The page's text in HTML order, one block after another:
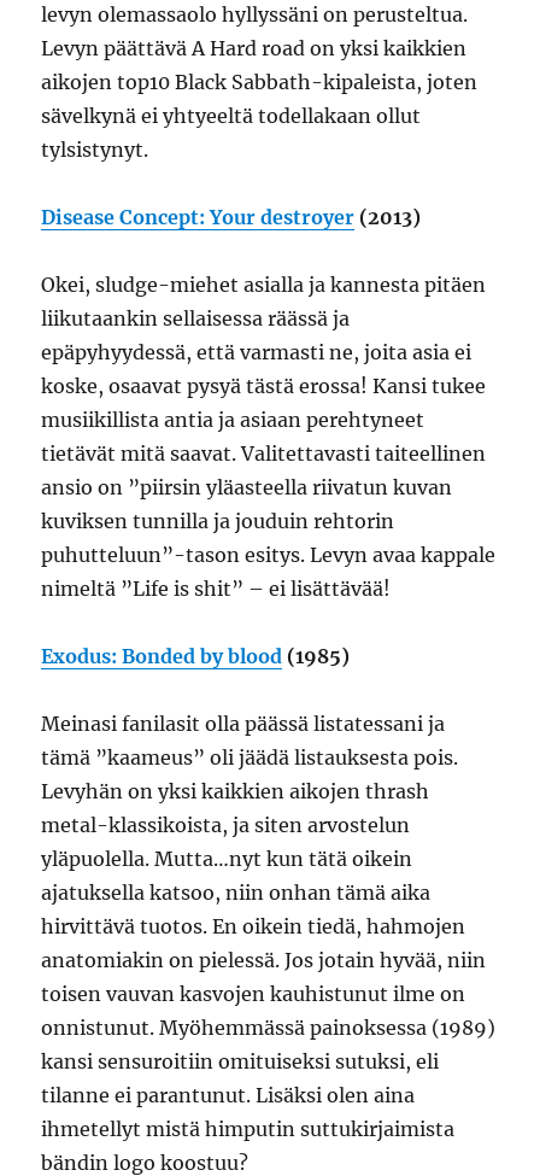
levyn olemassaolo hyllyssäni on perusteltua.
Levyn päättävä A Hard road on yksi kaikkien
aikojen top10 Black Sabbath-kipaleista, joten
sävelkynä ei yhtyeeltä todellakaan ollut
tylsistynyt.
Disease Concept: Your destroyer (2013)
Okei, sludge-miehet asialla ja kannesta pitäen
liikutaankin sellaisessa räässä ja
epäpyhyydessä, että varmasti ne, joita asia ei
koske, osaavat pysyä tästä erossa! Kansi tukee
musiikillista antia ja asiaan perehtyneet
tietävät mitä saavat. Valitettavasti taiteellinen
ansio on ”piirsin yläasteella riivatun kuvan
kuviksen tunnilla ja jouduin rehtorin
puhutteluun”-tason esitys. Levyn avaa kappale
nimeltä ”Life is shit” – ei lisättävää!
Exodus: Bonded by blood (1985)
Meinasi fanilasit olla päässä listatessani ja
tämä ”kaameus” oli jäädä listauksesta pois.
Levyhän on yksi kaikkien aikojen thrash
metal-klassikoista, ja siten arvostelun
yläpuolella. Mutta…nyt kun tätä oikein
ajatuksella katsoo, niin onhan tämä aika
hirvittävä tuotos. En oikein tiedä, hahmojen
anatomiakin on pielessä. Jos jotain hyvää, niin
toisen vauvan kasvojen kauhistunut ilme on
onnistunut. Myöhemmässä painoksessa (1989)
kansi sensuroitiin omituiseksi sutuksi, eli
tilanne ei parantunut. Lisäksi olen aina
ihmetellyt mistä himputin suttukirjaimista
bändin logo koostuu?